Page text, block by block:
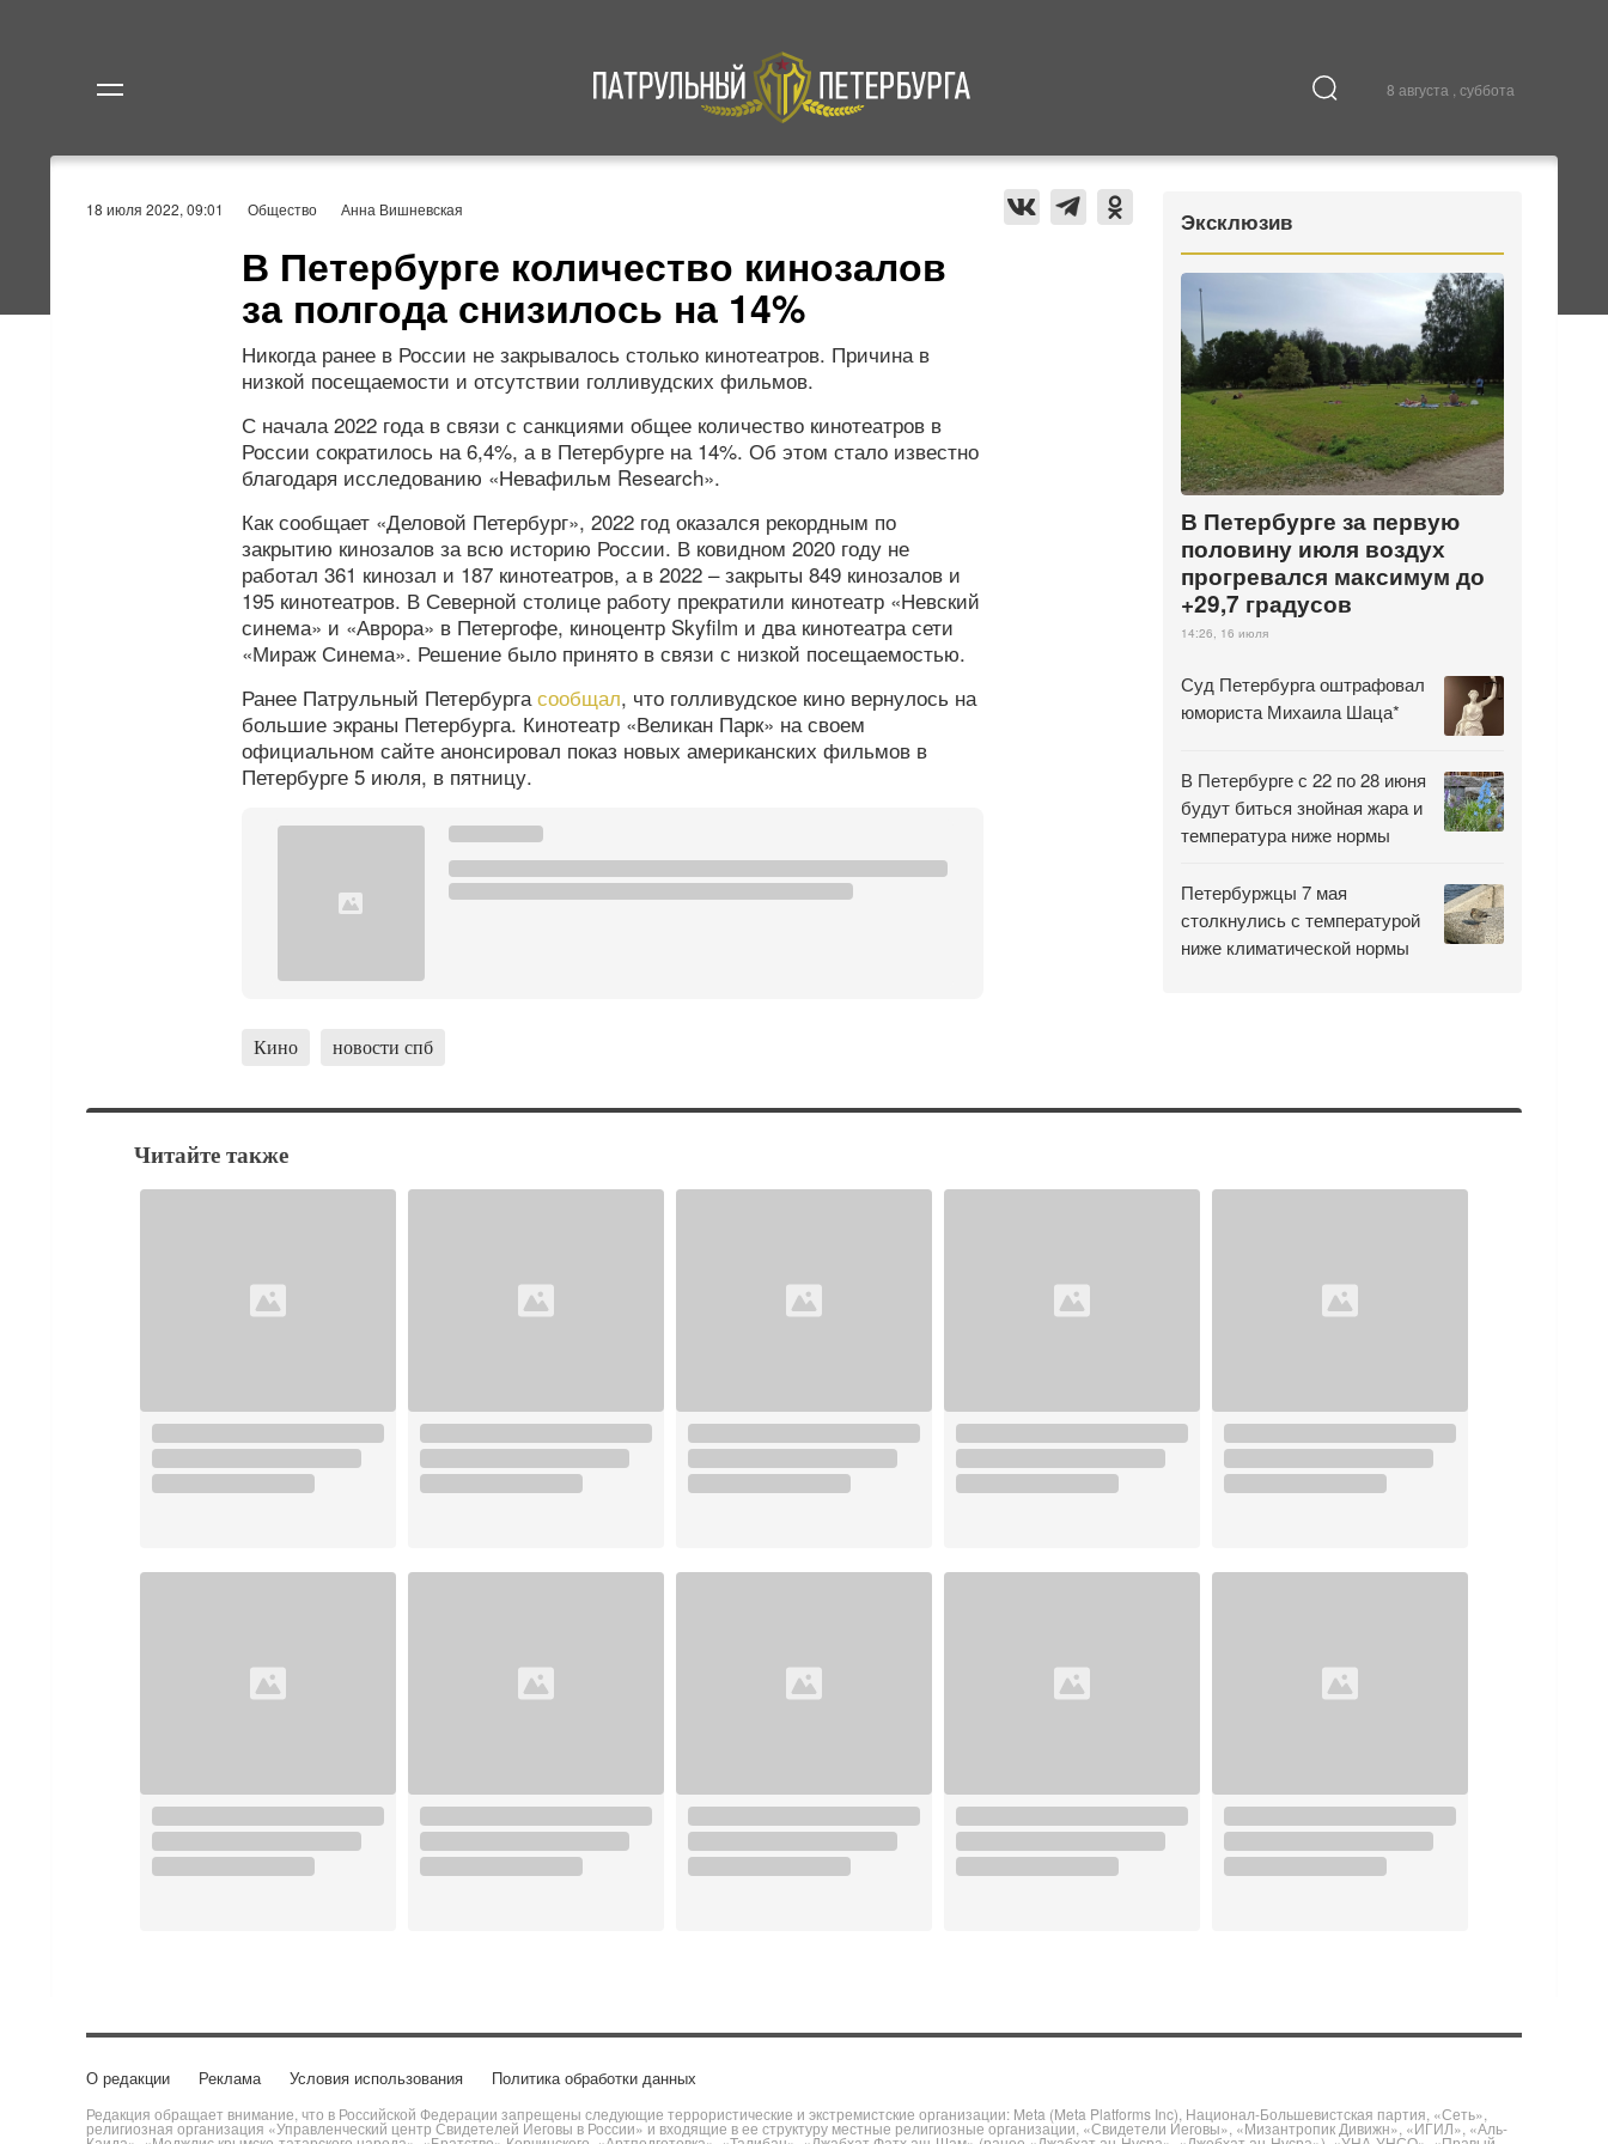
8 августа , суббота
Происшествия Культура
18 июля 2022, 09:01 Общество Анна Вишневская
В Петербурге количество кинозалов
за полгода снизилось на 14%
Никогда ранее в России не закрывалось столько кинотеатров. Причина в
низкой посещаемости и отсутствии голливудских фильмов.
С начала 2022 года в связи с санкциями общее количество кинотеатров в
России сократилось на 6,4%, а в Петербурге на 14%. Об этом стало известно
благодаря исследованию «Невафильм Research».
Как сообщает «Деловой Петербург», 2022 год оказался рекордным по
закрытию кинозалов за всю историю России. В ковидном 2020 году не
работал 361 кинозал и 187 кинотеатров, а в 2022 – закрыты 849 кинозалов и
195 кинотеатров. В Северной столице работу прекратили кинотеатр «Невский
синема» и «Аврора» в Петергофе, киноцентр Skyfilm и два кинотеатра сети
«Мираж Синема». Решение было принято в связи с низкой посещаемостью.
Ранее Патрульный Петербургасообщал, что голливудское кино вернулось на
большие экраны Петербурга. Кинотеатр «Великан Парк» на своем
официальном сайте анонсировал показ новых американских фильмов в
Петербурге 5 июля, в пятницу.
Кино новости спб
Эксклюзив
В Петербурге за первую
половину июля воздух
прогревался максимум до
+29,7 градусов
14:26, 16 июля
Суд Петербурга оштрафовал
юмориста Михаила Шаца*
В Петербурге с 22 по 28 июня
будут биться знойная жара и
температура ниже нормы
Петербуржцы 7 мая
столкнулись с температурой
ниже климатической нормы
Читайте также
О редакции Реклама Условия использования Политика обработки данных
Редакция обращает внимание, что в Российской Федерации запрещены следующие террористические и экстремистские организации: Meta (Meta Platforms Inc), Национал-Большевистская партия, «Сеть»,
религиозная организация «Управленческий центр Свидетелей Иеговы в России» и входящие в ее структуру местные религиозные организации, «Свидетели Иеговы», «Мизантропик Дивижн», «ИГИЛ», «Аль-